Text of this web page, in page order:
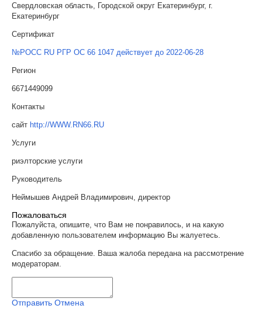
Свердловская область, Городской округ Екатеринбург, г.
Екатеринбург
Сертификат
№РОСС RU РГР ОС 66 1047 действует до 2022-06-28
Регион
6671449099
Контакты
сайт http://WWW.RN66.RU
Услуги
риэлторские услуги
Руководитель
Неймышев Андрей Владимирович, директор
Пожаловаться
Пожалуйста, опишите, что Вам не понравилось, и на какую
добавленную пользователем информацию Вы жалуетесь.
Спасибо за обращение. Ваша жалоба передана на рассмотрение
модераторам.
Отправить Отмена